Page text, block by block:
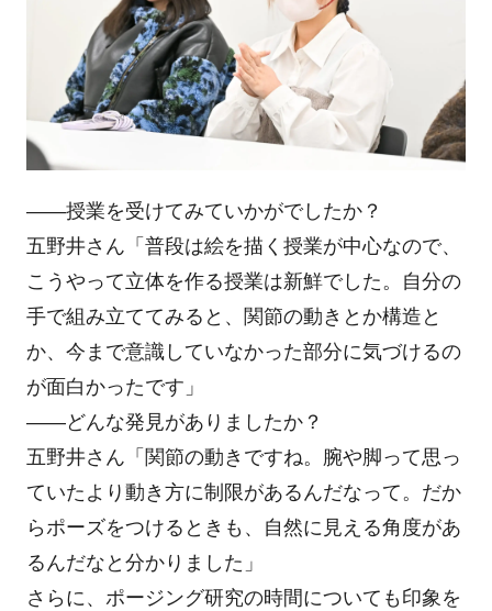
――授業を受けてみていかがでしたか？
五野井さん「普段は絵を描く授業が中心なので、
こうやって立体を作る授業は新鮮でした。自分の
手で組み立ててみると、関節の動きとか構造と
か、今まで意識していなかった部分に気づけるの
が面白かったです」
――どんな発見がありましたか？
五野井さん「関節の動きですね。腕や脚って思っ
ていたより動き方に制限があるんだなって。だか
らポーズをつけるときも、自然に見える角度があ
るんだなと分かりました」
さらに、ポージング研究の時間についても印象を